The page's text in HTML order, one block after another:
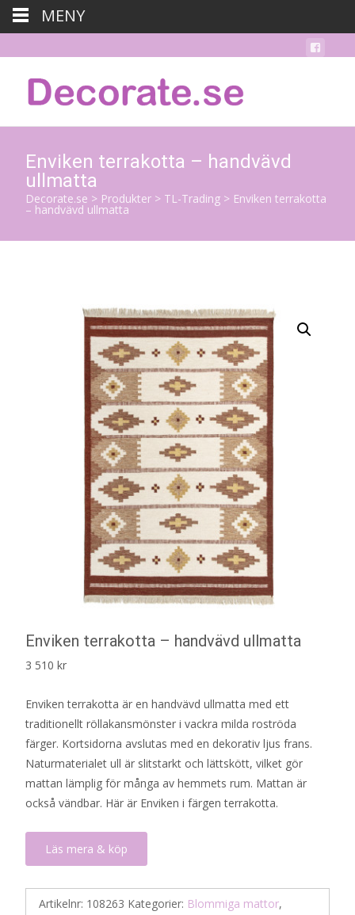
Enviken terrakotta – handvävd
ullmatta
Decorate.se > Produkter > TL-Trading > Enviken terrakotta
– handvävd ullmatta
Enviken terrakotta – handvävd ullmatta
3 510 kr
Enviken terrakotta är en handvävd ullmatta med ett
traditionellt röllakansmönster i vackra milda roströda
färger. Kortsidorna avslutas med en dekorativ ljus frans.
Naturmaterialet ull är slitstarkt och lättskött, vilket gör
mattan lämplig för många av hemmets rum. Mattan är
också vändbar. Här är Enviken i färgen terrakotta.
Läs mera & köp
Artikelnr: 108263 Kategorier: Blommiga mattor,
MENY